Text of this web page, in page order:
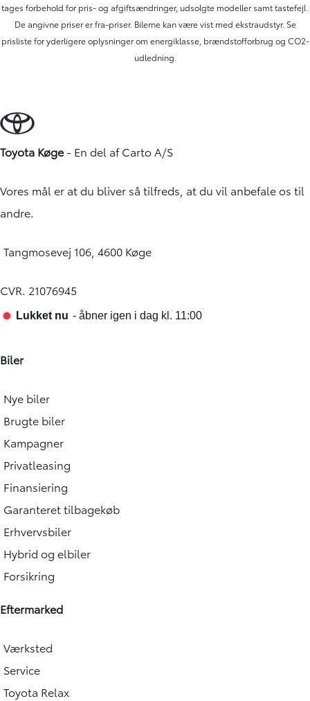
tages forbehold for pris- og afgiftsændringer, udsolgte modeller samt tastefejl.
De angivne priser er fra-priser. Bilerne kan være vist med ekstraudstyr. Se
prisliste for yderligere oplysninger om energiklasse, brændstofforbrug og CO2-
udledning.
Toyota Køge- En del afCarto A/S
Vores mål er at du bliver så tilfreds, at du vil anbefale os til
andre.
Tangmosevej 106, 4600 Køge
CVR. 21076945
Biler
Nye biler
Brugte biler
Kampagner
Privatleasing
Finansiering
Garanteret tilbagekøb
Erhvervsbiler
Hybrid og elbiler
Forsikring
Eftermarked
Værksted
Service
Toyota Relax